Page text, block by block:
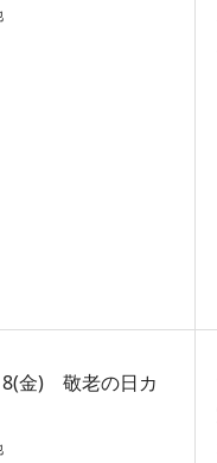
金) 敬老の日カ